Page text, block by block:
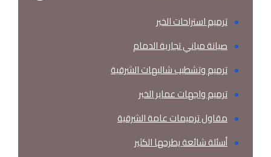
ترميم استراحات الخبر
صيانة مباني تجارية الدمام
ترميم وتشطيب شاليهات الشرقية
ترميم واجهات عماير الخبر
مقاول ترميمات عامة الشرقية
أسئلة شائعة يطرحها الكثير